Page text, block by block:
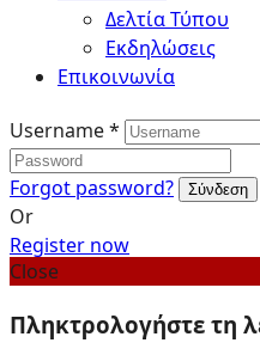
Δελτία Τύπου
Εκδηλώσεις
Επικοινωνία
Username *
Forgot password?
Or
Register now
Close
Πληκτρολογήστε τη